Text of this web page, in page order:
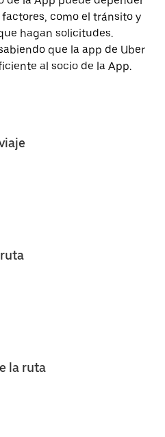
como el tránsito y
hagan solicitudes.
que la app de Uber
al socio de la App.
la ruta